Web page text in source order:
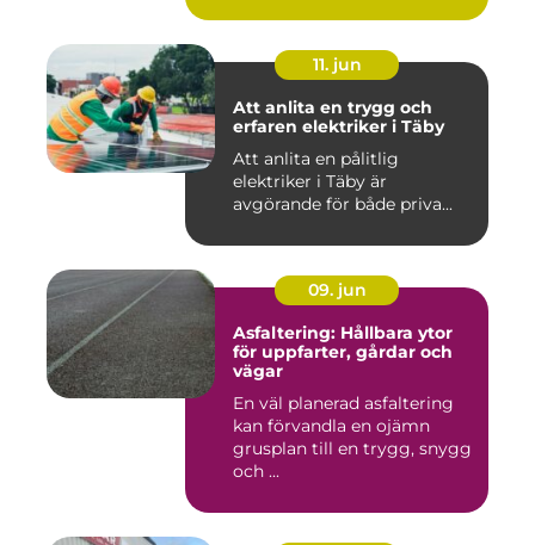
11. jun
Att anlita en trygg och
erfaren elektriker i Täby
Att anlita en pålitlig
elektriker i Täby är
avgörande för både priva...
09. jun
Asfaltering: Hållbara ytor
för uppfarter, gårdar och
vägar
En väl planerad asfaltering
kan förvandla en ojämn
grusplan till en trygg, snygg
och ...